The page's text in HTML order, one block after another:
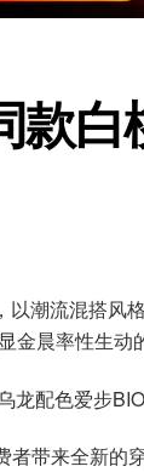
款白
潮流混搭风
晨率性生动
带来全新的